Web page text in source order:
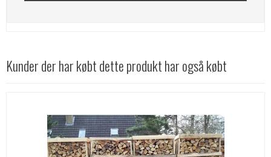
Kunder der har købt dette produkt har også købt